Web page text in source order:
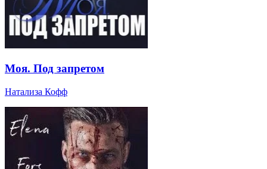
Моя. Под запретом
Натализа Кофф